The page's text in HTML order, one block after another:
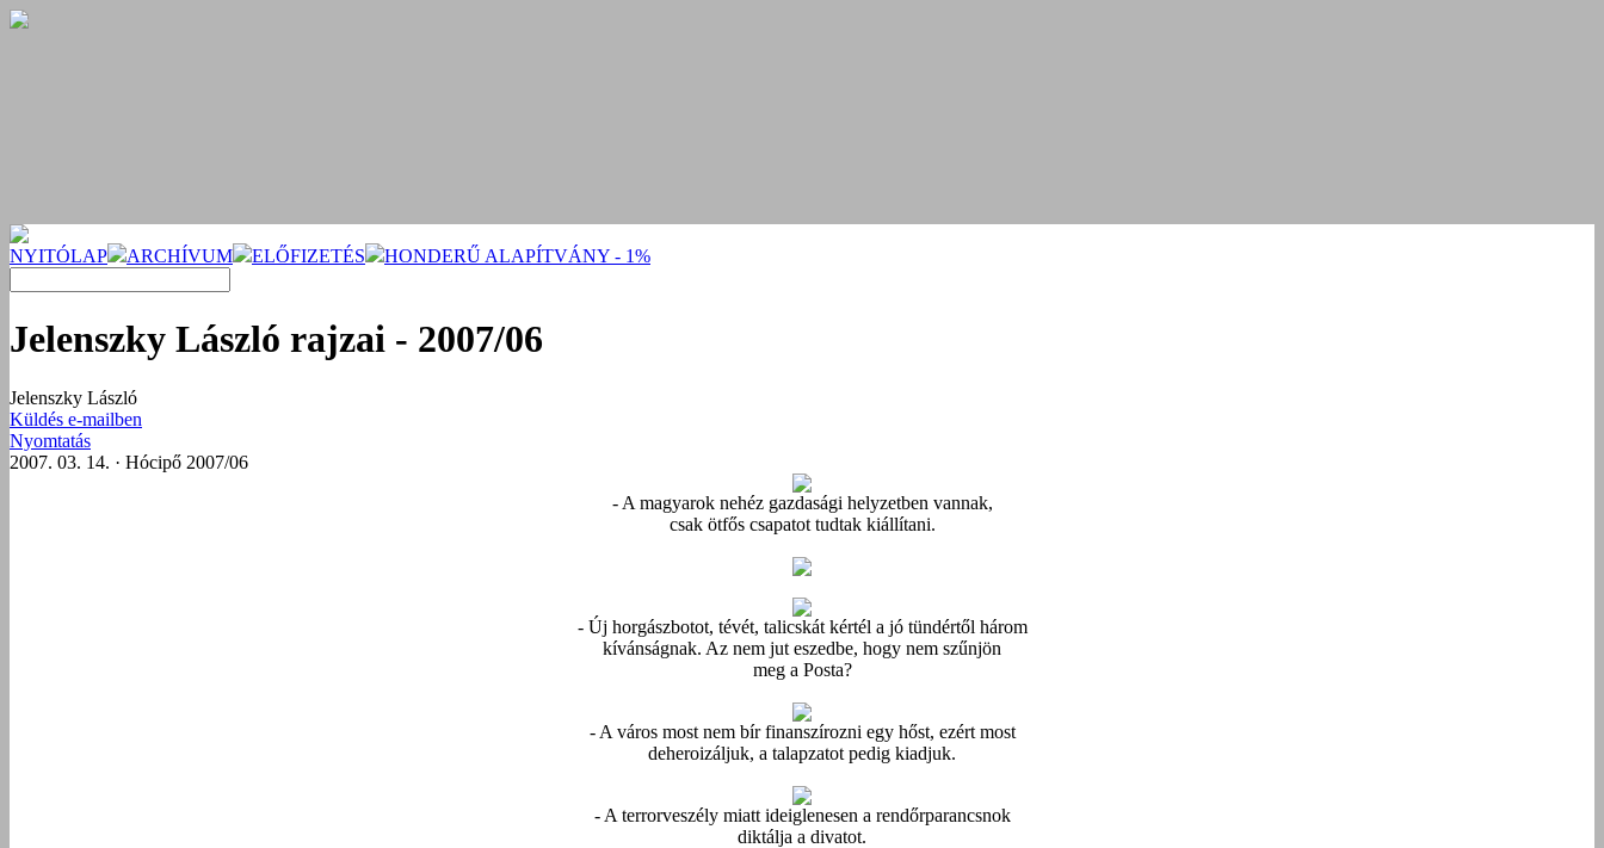
NYITÓLAP ARCHÍVUM ELŐFIZETÉS HONDERŰ ALAPÍTVÁNY - 1%
Jelenszky László rajzai - 2007/06
Jelenszky László
Küldés e-mailben
Nyomtatás
2007. 03. 14. · Hócipő 2007/06
- A magyarok nehéz gazdasági helyzetben vannak,
csak ötfős csapatot tudtak kiállítani.
- Új horgászbotot, tévét, talicskát kértél a jó tündértől három
kívánságnak. Az nem jut eszedbe, hogy nem szűnjön
meg a Posta?
- A város most nem bír finanszírozni egy hőst, ezért most
deheroizáljuk, a talapzatot pedig kiadjuk.
- A terrorveszély miatt ideiglenesen a rendőrparancsnok
diktálja a divatot.